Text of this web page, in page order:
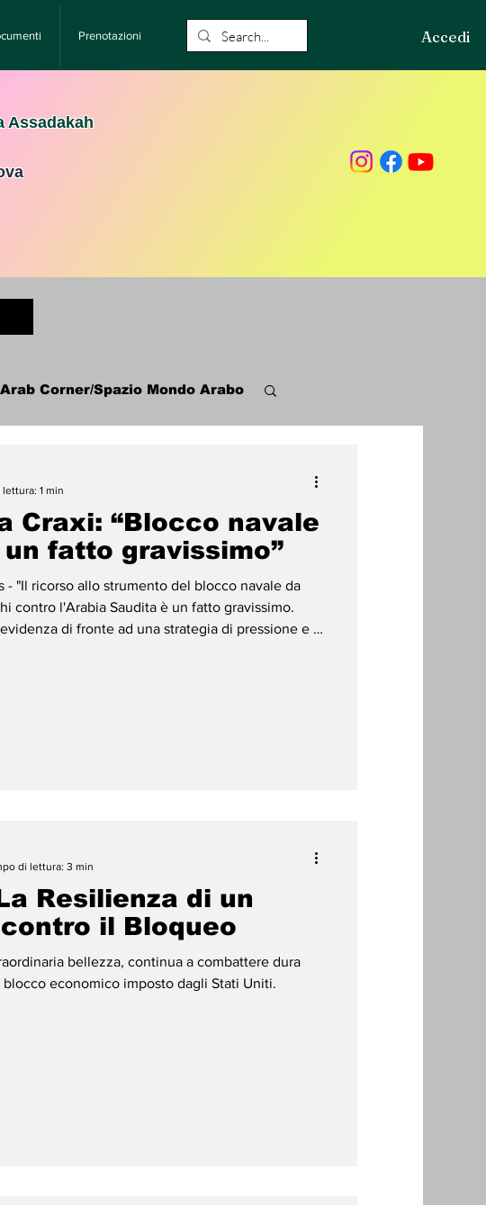
Prenotazioni Accedi
Assadakah
Arab Corner/Spazio Mondo Arabo
Tradizioni Storia
Diritti Umani
Craxi: “Blocco navale
fatto gravissimo”
- "Il ricorso allo strumento del blocco navale da
contro l'Arabia Saudita è un fatto gravissimo.
di fronte ad una strategia di pressione e di
1 min
Resilienza di un
il Bloqueo
bellezza, continua a combattere dura
contro il blocco economico imposto dagli Stati Uniti.
di lettura: 3 min